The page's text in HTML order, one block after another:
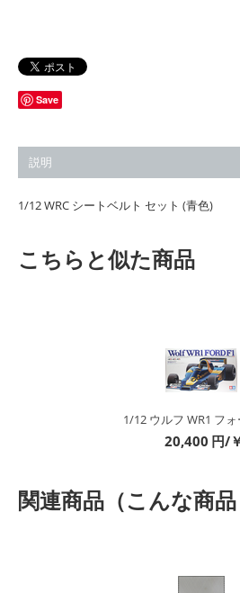
Save
説明
1/12 WRC シートベルト セット (青色)
こちらと似た商品
1/12 ウルフ WR1 フォ
20,400 円/
関連商品（こんな商品